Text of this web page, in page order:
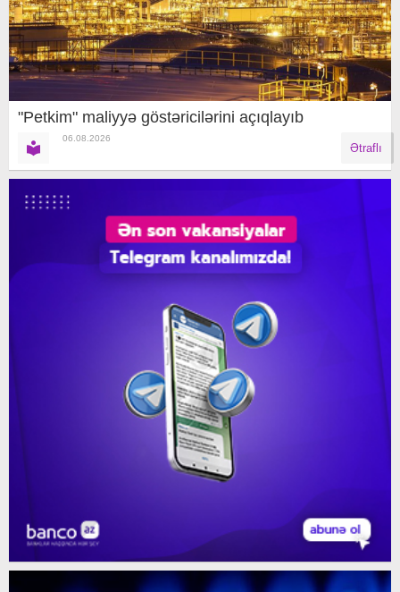
"Petkim" maliyyə göstəricilərini açıqlayıb
06.08.2026
Ətraflı